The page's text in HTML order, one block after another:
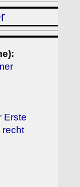
Erste
recht